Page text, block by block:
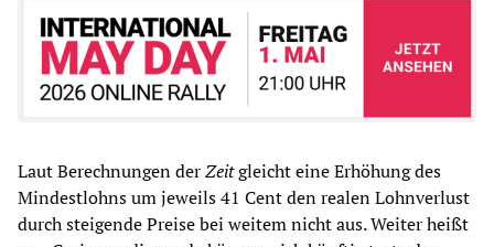
Laut Berechnungen derZeitgleicht eine Erhöhung des
Mindestlohns um jeweils 41 Cent den realen Lohnverlust
durch steigende Preise bei weitem nicht aus. Weiter heißt